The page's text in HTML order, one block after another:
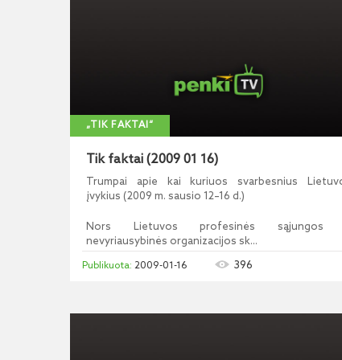
„TIK FAKTAI“
Tik faktai (2009 01 16)
Trumpai apie kai kuriuos svarbesnius
įvykius (2009 m. sausio 12–16 d.)
Nors Lietuvos profesinės sąjungos
nevyriausybinės organizacijos sk...
2009-01-16 396